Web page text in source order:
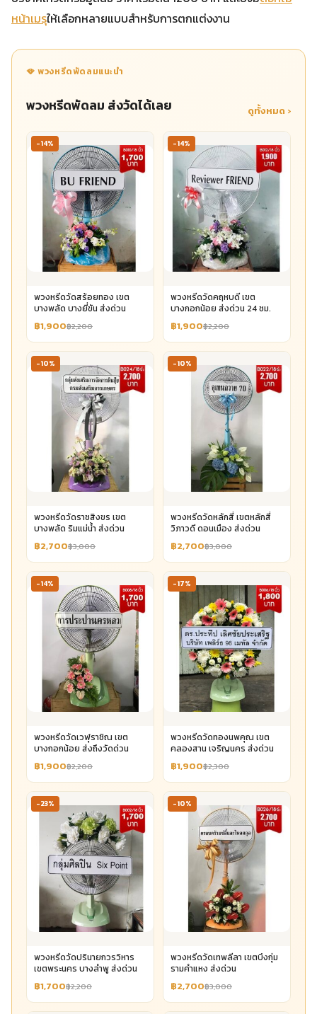
หน้าเมรุให้เลือกหลายแบบสำหรับการตกแต่งงาน
🪭 พวงหรีดพัดลมแนะนำ
พวงหรีดพัดลม ส่งวัดได้เลย ดูทั้งหมด ›
-14%
พวงหรีดวัดสร้อยทอง เขต
บางพลัด บางยี่ขัน ส่งด่วน
฿1,900฿2,200
-14%
พวงหรีดวัดคฤหบดี เขต
บางกอกน้อย ส่งด่วน 24 ชม.
฿1,900฿2,200
-10%
พวงหรีดวัดราชสิงขร เขต
บางพลัด ริมแม่น้ำ ส่งด่วน
฿2,700฿3,000
-10%
พวงหรีดวัดหลักสี่ เขตหลักสี่
วิภาวดี ดอนเมือง ส่งด่วน
฿2,700฿3,000
-14%
พวงหรีดวัดเวฬุราชิณ เขต
บางกอกน้อย ส่งถึงวัดด่วน
฿1,900฿2,200
-17%
พวงหรีดวัดทองนพคุณ เขต
คลองสาน เจริญนคร ส่งด่วน
฿1,900฿2,300
-23%
พวงหรีดวัดปรินายกวรวิหาร
เขตพระนคร บางลำพู ส่งด่วน
฿1,700฿2,200
-10%
พวงหรีดวัดเทพลีลา เขตบึงกุ่ม
รามคำแหง ส่งด่วน
฿2,700฿3,000